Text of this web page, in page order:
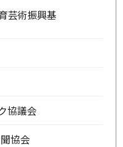
芸術振興基
協議会
協会